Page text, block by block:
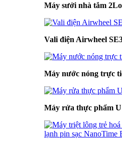
Máy sưởi nhà tắm
Vali điện Airwheel
Máy nước nóng trực
Máy rửa thực phẩm